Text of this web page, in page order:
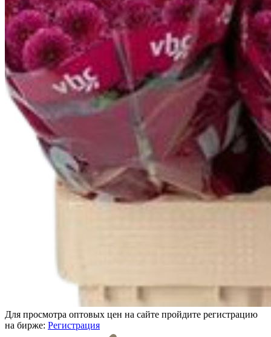
Для просмотра оптовых цен на сайте пройдите регистрацию
на бирже: Регистрация